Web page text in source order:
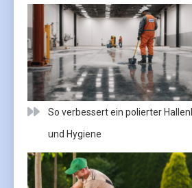
So verbessert ein polierter
und Hygiene